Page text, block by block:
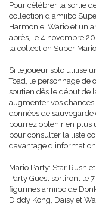
Pour célébrer la sortie
collection d'amiibo
Harmonie, Wario et un
après, le 4 novembre
la collection Super
Si le joueur solo utilise
Toad, le personnage de
soutien dès le début de
augmenter vos
données de
pourrez obtenir en plus
pour consulter la liste
davantage
Mario Party: Star Rush
Party Guest sortiront le
figurines amiibo de
Diddy Kong, Daisy et